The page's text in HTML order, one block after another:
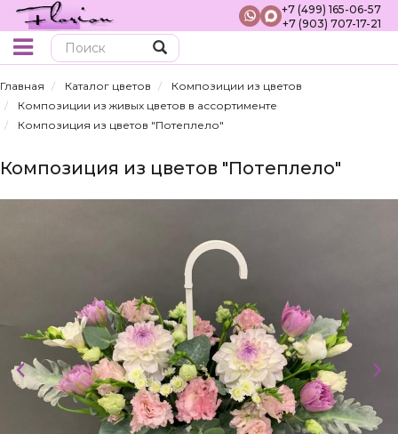
+7 (499) 165-06-57
+7 (903) 707-17-21
Главная Каталог цветов
Композиции из цветов
Композиции из живых цветов в ассортименте
Композиция из цветов "Потеплело"
Композиция из цветов "Потеплело"